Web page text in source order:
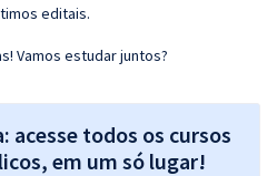
editais.
Vamos estudar juntos?
acesse todos os cursos
em um só lugar!